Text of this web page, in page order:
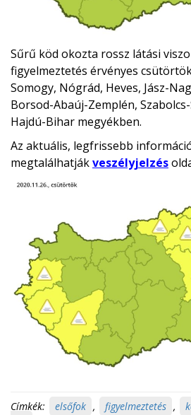
Sűrű köd okozta rossz látási
figyelmeztetés érvényes
Somogy, Nógrád, Heves, Jász-
Borsod-Abaúj-Zemplén,
Hajdú-Bihar megyékben.
Az aktuális, legfrissebb
megtalálhatjákveszélyjelzés
Címkék: elsőfok , figyelmeztetés ,